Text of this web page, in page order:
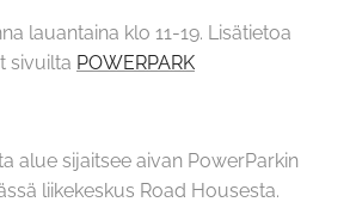
lauantaina klo 11-19. Lisätietoa
sivuilta POWERPARK
alue sijaitsee aivan PowerParkin
liikekeskus Road Housesta.